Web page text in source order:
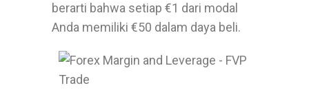
berarti bahwa setiap €1 dari modal
Anda memiliki €50 dalam daya beli.